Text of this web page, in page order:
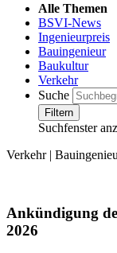
Alle Themen
BSVI-News
Ingenieurpreis
Bauingenieur
Baukultur
Verkehr
Suche
Filtern
Suchfenster
Verkehr |
Ankündigung
2026